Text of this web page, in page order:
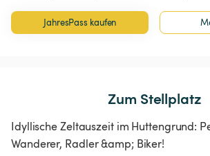
JahresPass kaufen
Zum Stellplatz
Idyllische Zeltauszeit im Huttengrund:
Wanderer, Radler &amp; Biker!